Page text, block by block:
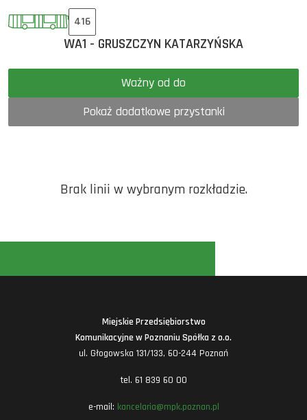
416
WA1 - GRUSZCZYN KATARZYŃSKA
Ważny od do
Pokaż dodatkowe przystanki
Brak linii w wybranym rozkładzie.
Miejskie Przedsiębiorstwo
Komunikacyjne w Poznaniu Spółka z o.o.
ul. Głogowska 131/133, 60-244 Poznań
tel. 61 839 60 00
e-mail: kancelaria@mpk.poznan.pl